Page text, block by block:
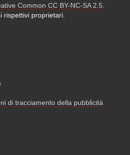
Common CC BY-NC-SA 2.5
rispettivi proprietari.
di tracciamento della pubblicità